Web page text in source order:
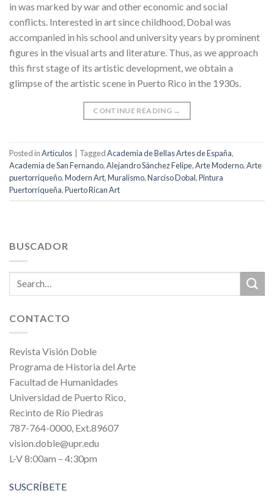
in was marked by war and other economic and social
conflicts. Interested in art since childhood, Dobal was
accompanied in his school and university years by prominent
figures in the visual arts and literature. Thus, as we approach
this first stage of its artistic development, we obtain a
glimpse of the artistic scene in Puerto Rico in the 1930s.
CONTINUE READING →
Posted inArtículos | TaggedAcademia de Bellas Artes de España,
Academia de San Fernando,Alejandro Sánchez Felipe,Arte Moderno,Arte
puertorriqueño,Modern Art,Muralismo,Narciso Dobal,Pintura
Puertorriqueña,Puerto Rican Art
BUSCADOR
CONTACTO
Revista Visión Doble
Programa de Historia del Arte
Facultad de Humanidades
Universidad de Puerto Rico,
Recinto de Río Piedras
787-764-0000, Ext.89607
vision.doble@upr.edu
L-V 8:00am – 4:30pm
SUSCRÍBETE